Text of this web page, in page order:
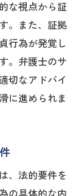
な視点から証
。また、証拠
行為が発覚し
。弁護士のサ
切なアドバイ
に進められま
、法的要件を
の具体的な内